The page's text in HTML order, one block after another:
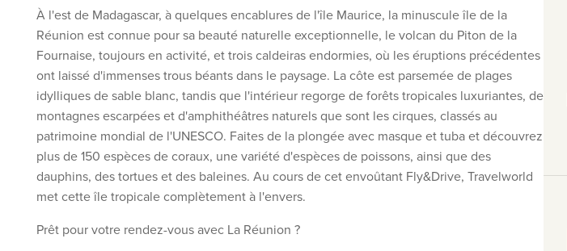
À l'est de Madagascar, à quelques encablures de l'île Maurice, la minuscule île de la
Réunion est connue pour sa beauté naturelle exceptionnelle, le volcan du Piton de la
Fournaise, toujours en activité, et trois caldeiras endormies, où les éruptions précédentes
ont laissé d'immenses trous béants dans le paysage. La côte est parsemée de plages
idylliques de sable blanc, tandis que l'intérieur regorge de forêts tropicales luxuriantes, de
montagnes escarpées et d'amphithéâtres naturels que sont les cirques, classés au
patrimoine mondial de l'UNESCO. Faites de la plongée avec masque et tuba et découvrez
plus de 150 espèces de coraux, une variété d'espèces de poissons, ainsi que des
dauphins, des tortues et des baleines. Au cours de cet envoûtant Fly&Drive, Travelworld
met cette île tropicale complètement à l'envers.
Prêt pour votre rendez-vous avec La Réunion ?